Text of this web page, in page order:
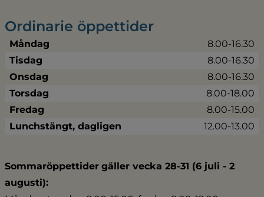
Ordinarie öppettider
Måndag
8.00-16.30
Tisdag
8.00-16.30
Onsdag
8.00-16.30
Torsdag
8.00-18.00
Fredag
8.00-15.00
Lunchstängt, dagligen
12.00-13.00
Sommaröppettider gäller vecka 28-31 (6 juli - 2
augusti):